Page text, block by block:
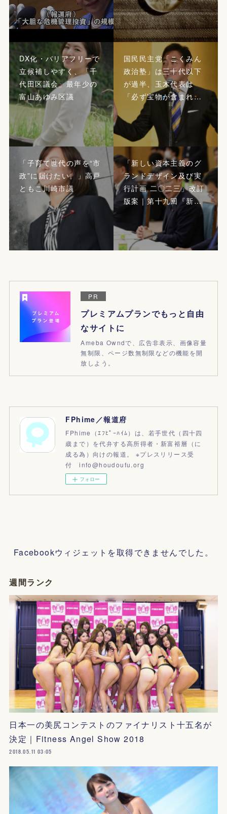
DX化・バリアフリーで
立候補しやすく、「千
代田区議会」最年少の
富山あゆみ区議
国民民主党「こくみん
政治塾」は三十代以下
が過半、玉木代表は
「必ず宝物が含まれ…
「子育て世代の声を“市
政”に届けたい。」高戸
ともこ川崎市議
「新しい資本主義のグ
ランドデザイン及び実
行計画 二〇二三」改訂
版案｜第十九回『新…
PR
プレミアムプランでもっと自由
なサイトに
Ameba Owndで、広告非表示、画像容量
無制限、ページ数無制限などの機能を開
放しよう。
FPhime／報道府
FPhime（ｴﾌﾋﾟｰﾊｲﾑ）は、若手世代（四十四
歳まで）を代弁する高所得者・新富裕層（に
成る為）向けの報道。 ※プレスリリース受
付 info@houdoufu.org
フォロー
Facebookウィジェットを取得できませんでした。
週間ランク
日本一の美尻コンテストのファイナリスト十五名が
決定｜Fitness Angel Show 2018
2018.05.11 03:05